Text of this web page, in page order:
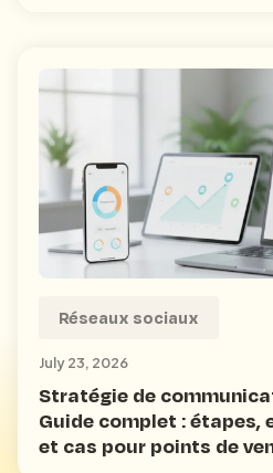
Réseaux sociaux
July 23, 2026
Stratégie de
Guide complet : étapes,
et cas pour points de